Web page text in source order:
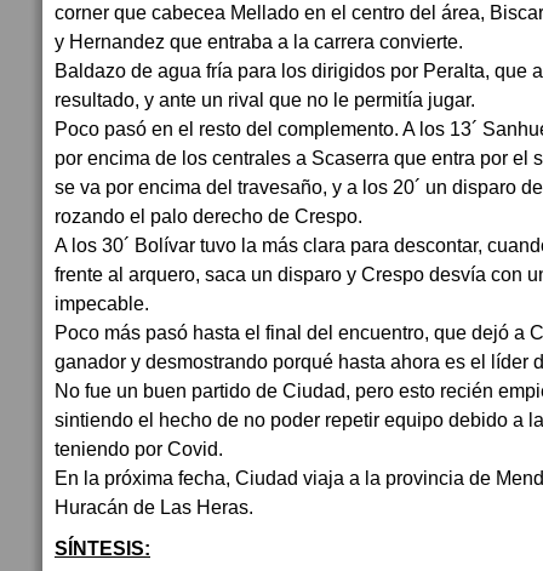
corner que cabecea Mellado en el centro del área,
y Hernandez que entraba a la carrera convierte.
Baldazo de agua fría para los dirigidos por Peralta, que
resultado, y ante un rival que no le permitía jugar.
Poco pasó en el resto del complemento. A los 13´
por encima de los centrales a Scaserra que entra por el
se va por encima del travesaño, y a los 20´ un disparo
rozando el palo derecho de Crespo.
A los 30´ Bolívar tuvo la más clara para descontar,
frente al arquero, saca un disparo y Crespo desvía con
impecable.
Poco más pasó hasta el final del encuentro, que dejó a
ganador y desmostrando porqué hasta ahora es el líder
No fue un buen partido de Ciudad, pero esto recién
sintiendo el hecho de no poder repetir equipo debido a
teniendo por Covid.
En la próxima fecha, Ciudad viaja a la provincia de
Huracán de Las Heras.
SÍNTESIS: